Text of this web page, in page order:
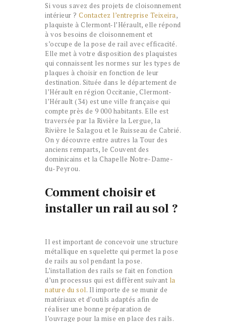
Si vous savez des projets de cloisonnement
intérieur ? Contactez l’entreprise Teixeira,
plaquiste à Clermont-l’Hérault, elle répond
à vos besoins de cloisonnement et
s’occupe de la pose de rail avec efficacité.
Elle met à votre disposition des plaquistes
qui connaissent les normes sur les types de
plaques à choisir en fonction de leur
destination. Située dans le département de
l’Hérault en région Occitanie, Clermont-
l’Hérault (34) est une ville française qui
compte près de 9 000 habitants. Elle est
traversée par la Rivière la Lergue, la
Rivière le Salagou et le Ruisseau de Cabrié.
On y découvre entre autres la Tour des
anciens remparts, le Couvent des
dominicains et la Chapelle Notre-Dame-
du-Peyrou.
Comment choisir et
installer un rail au sol ?
Il est important de concevoir une structure
métallique en squelette qui permet la pose
de rails au sol pendant la pose.
L’installation des rails se fait en fonction
d’un processus qui est diffèrent suivant la
nature du sol. Il importe de se munir de
matériaux et d’outils adaptés afin de
réaliser une bonne préparation de
l’ouvrage pour la mise en place des rails.